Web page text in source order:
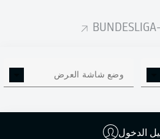
وضع شاشة العرض
الدخول
المباراة